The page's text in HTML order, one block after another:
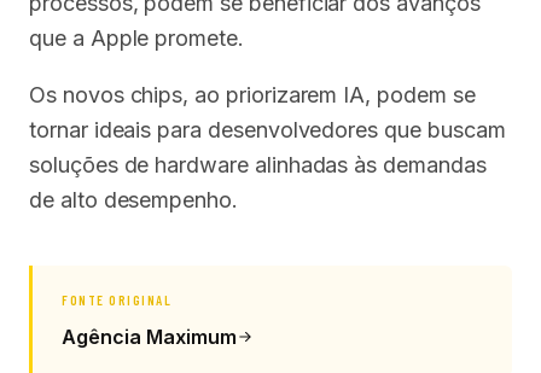
que a Apple promete.
Os novos chips, ao priorizarem IA, podem se
tornar ideais para desenvolvedores que buscam
soluções de hardware alinhadas às demandas
de alto desempenho.
FONTE ORIGINAL
Agência Maximum